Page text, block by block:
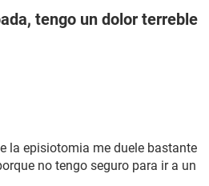
tengo un dolor terreble
la episiotomia me duele bastante
no tengo seguro para ir a un